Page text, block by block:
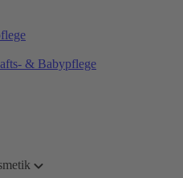
& Babypflege